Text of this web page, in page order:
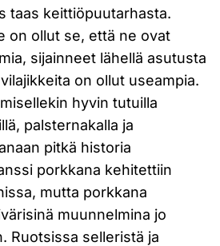
taas keittiöpuutarhasta.
on ollut se, että ne ovat
sijainneet lähellä asutusta
on ollut useampia.
hyvin tutuilla
palsternakalla ja
pitkä historia
porkkana kehitettiin
mutta porkkana
muunnelmina jo
Ruotsissa selleristä ja